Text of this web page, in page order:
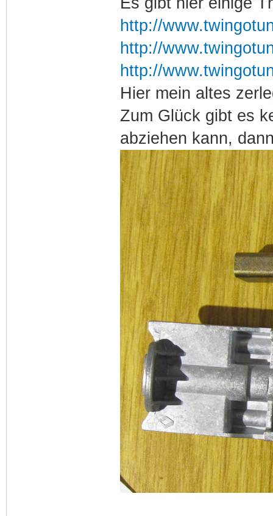
http://
http://
http://
Hier mein altes
Zum Glück gibt es
abziehen kann,